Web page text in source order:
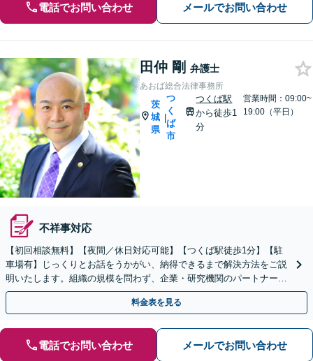
電話でお問い合わせ メールでお問い合わせ
田仲 剛 弁護士
あおば総合法律事務所
茨
城
県
|
つ
く
ば
市
つくば駅
から徒歩1
分
営業時間：09:00~
19:00（平日）
不祥事対応
【初回相談無料】【夜間／休日対応可能】【つくば駅徒歩1分】【駐
車場有】じっくりとお話をうかがい、納得できるまで解決方法をご説
明いたします。組織の規模を問わず、企業・研究機関のパートナーと
してサポートいたします【知財紛争の交渉・警告・訴訟】
料金表を見る
電話でお問い合わせ メールでお問い合わせ